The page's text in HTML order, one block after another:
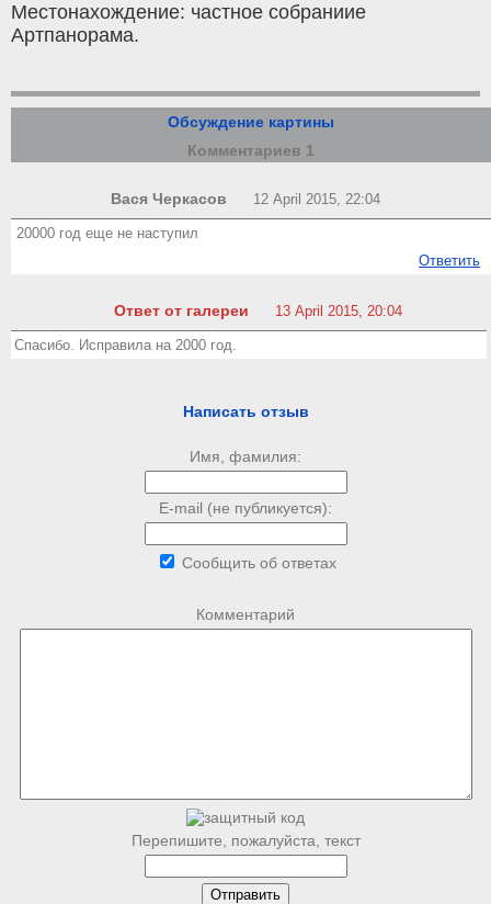
Местонахождение: частное собраниие
Артпанорама.
Обсуждение картины
Комментариев 1
Вася Черкасов 12 April 2015, 22:04
20000 год еще не наступил
Ответить
Ответ от галереи 13 April 2015, 20:04
Спасибо. Исправила на 2000 год.
Написать отзыв
Имя, фамилия:
E-mail (не публикуется):
Сообщить об ответах
Комментарий
Перепишите, пожалуйста, текст